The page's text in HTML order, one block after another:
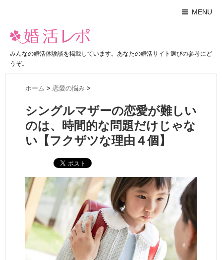
MENU
みんなの婚活体験談を掲載しています。あなたの婚活サイト選びの参考にど
うぞ。
ホーム > 恋愛の悩み >
シングルマザーの恋愛が難しい
のは、時間的な問題だけじゃな
い【フクザツな理由４個】